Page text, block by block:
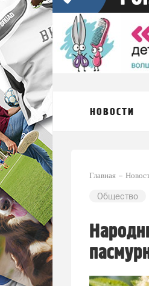
НОВОСТИ
Главная
Общество